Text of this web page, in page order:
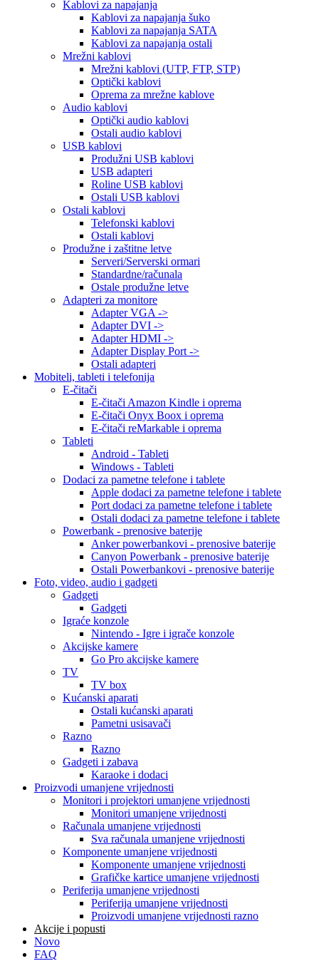
Kablovi za napajanja
Kablovi za napajanja šuko
Kablovi za napajanja SATA
Kablovi za napajanja ostali
Mrežni kablovi
Mrežni kablovi (UTP, FTP, STP)
Optički kablovi
Oprema za mrežne kablove
Audio kablovi
Optički audio kablovi
Ostali audio kablovi
USB kablovi
Produžni USB kablovi
USB adapteri
Roline USB kablovi
Ostali USB kablovi
Ostali kablovi
Telefonski kablovi
Ostali kablovi
Produžne i zaštitne letve
Serveri/Serverski ormari
Standardne/računala
Ostale produžne letve
Adapteri za monitore
Adapter VGA ->
Adapter DVI ->
Adapter HDMI ->
Adapter Display Port ->
Ostali adapteri
Mobiteli, tableti i telefonija
E-čitači
E-čitači Amazon Kindle i oprema
E-čitači Onyx Boox i oprema
E-čitači reMarkable i oprema
Tableti
Android - Tableti
Windows - Tableti
Dodaci za pametne telefone i tablete
Apple dodaci za pametne telefone i tablete
Port dodaci za pametne telefone i tablete
Ostali dodaci za pametne telefone i tablete
Powerbank - prenosive baterije
Anker powerbankovi - prenosive baterije
Canyon Powerbank - prenosive baterije
Ostali Powerbankovi - prenosive baterije
Foto, video, audio i gadgeti
Gadgeti
Gadgeti
Igraće konzole
Nintendo - Igre i igrače konzole
Akcijske kamere
Go Pro akcijske kamere
TV
TV box
Kućanski aparati
Ostali kućanski aparati
Pametni usisavači
Razno
Razno
Gadgeti i zabava
Karaoke i dodaci
Proizvodi umanjene vrijednosti
Monitori i projektori umanjene vrijednosti
Monitori umanjene vrijednosti
Računala umanjene vrijednosti
Sva računala umanjene vrijednosti
Komponente umanjene vrijednosti
Komponente umanjene vrijednosti
Grafičke kartice umanjene vrijednosti
Periferija umanjene vrijednosti
Periferija umanjene vrijednosti
Proizvodi umanjene vrijednosti razno
Akcije i popusti
Novo
FAQ